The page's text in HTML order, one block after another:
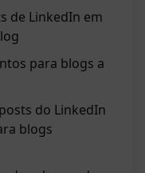
de LinkedIn em
para blogs a
do LinkedIn
blogs